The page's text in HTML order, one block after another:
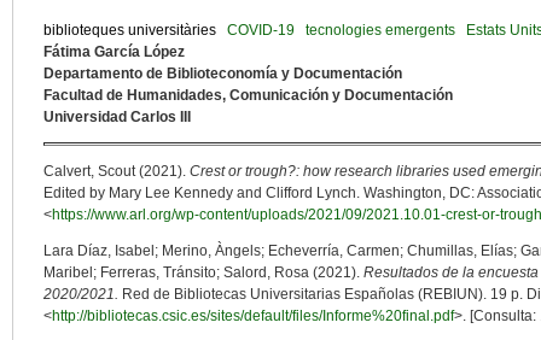
biblioteques universitàries COVID-19 tecnologies emergents
Estats
Fátima García López
Departamento de Biblioteconomía y Documentación
Facultad de Humanidades, Comunicación y Documentación
Universidad Carlos III
Calvert, Scout (2021). Crest or trough?: how research libraries used
Edited by Mary Lee Kennedy and Clifford Lynch. Washington, DC:
<https://www.arl.org/wp-content/uploads/2021/09/2021.10.01-crest-or-
Lara Díaz, Isabel; Merino, Àngels; Echeverría, Carmen; Chumillas, Elías;
Maribel; Ferreras, Tránsito; Salord, Rosa (2021). Resultados de la
2020/2021. Red de Bibliotecas Universitarias Españolas (REBIUN). 19 p.
<http://bibliotecas.csic.es/sites/default/files/Informe%20final.pdf>. [Consulta: